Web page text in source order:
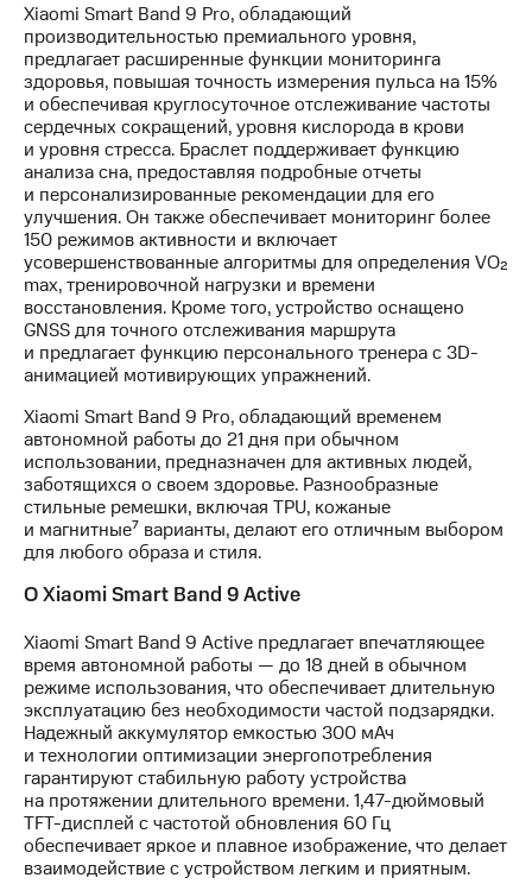
приобретения
Порядок
выкупа
акций
Дивиденды
Рынок
облигаций
Описание
Еврооблигации-2023
Уведомление
о
погашении
именных
облигаций
Другое
Регистратор
Реквизиты
Контакты
развитие
деловая этика
На главную
Xiaomi Smart Band 9 Pro, обладающий
производительностью премиального уровня,
предлагает расширенные функции мониторинга
здоровья, повышая точность измерения пульса на 15%
и обеспечивая круглосуточное отслеживание частоты
сердечных сокращений, уровня кислорода в крови
и уровня стресса. Браслет поддерживает функцию
анализа сна, предоставляя подробные отчеты
и персонализированные рекомендации для его
улучшения. Он также обеспечивает мониторинг более
150 режимов активности и включает
усовершенствованные алгоритмы для определения VO₂
max, тренировочной нагрузки и времени
восстановления. Кроме того, устройство оснащено
GNSS для точного отслеживания маршрута
и предлагает функцию персонального тренера с 3D-
анимацией мотивирующих упражнений.
Xiaomi Smart Band 9 Pro, обладающий временем
автономной работы до 21 дня при обычном
использовании, предназначен для активных людей,
заботящихся о своем здоровье. Разнообразные
стильные ремешки, включая TPU, кожаные
и магнитные⁷ варианты, делают его отличным выбором
для любого образа и стиля.
О Xiaomi Smart Band 9 Active
Xiaomi Smart Band 9 Active предлагает впечатляющее
время автономной работы — до 18 дней в обычном
режиме использования, что обеспечивает длительную
эксплуатацию без необходимости частой подзарядки.
Надежный аккумулятор емкостью 300 мАч
и технологии оптимизации энергопотребления
гарантируют стабильную работу устройства
на протяжении длительного времени. 1,47-дюймовый
TFT-дисплей с частотой обновления 60 Гц
обеспечивает яркое и плавное изображение, что делает
взаимодействие с устройством легким и приятным.